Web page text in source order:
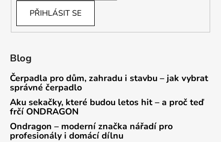
PŘIHLÁSIT SE
Blog
Čerpadla pro dům, zahradu i stavbu – jak vybrat
správné čerpadlo
Aku sekačky, které budou letos hit – a proč teď
frčí ONDRAGON
Ondragon – moderní značka nářadí pro
profesionály i domácí dílnu